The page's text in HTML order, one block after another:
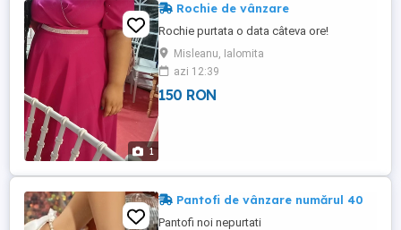
1
Rochie de vânzare
Rochie purtata o data câteva ore!
Misleanu, Ialomita
azi 12:39
150 RON
Pantofi de vânzare numărul 40
Pantofi noi nepurtati